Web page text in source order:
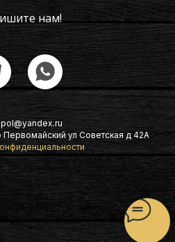
нам!
ул Советская д 42А